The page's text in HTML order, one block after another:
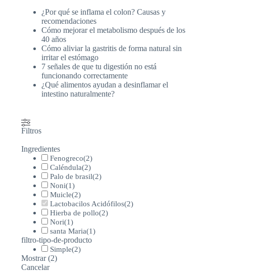
¿Por qué se inflama el colon? Causas y
recomendaciones
Cómo mejorar el metabolismo después de los
40 años
Cómo aliviar la gastritis de forma natural sin
irritar el estómago
7 señales de que tu digestión no está
funcionando correctamente
¿Qué alimentos ayudan a desinflamar el
intestino naturalmente?
Filtros
Ingredientes
Fenogreco(2)
Caléndula(2)
Palo de brasil(2)
Noni(1)
Muicle(2)
Lactobacilos Acidófilos(2)
Hierba de pollo(2)
Nori(1)
santa Maria(1)
filtro-tipo-de-producto
Simple(2)
Mostrar(2)
Cancelar